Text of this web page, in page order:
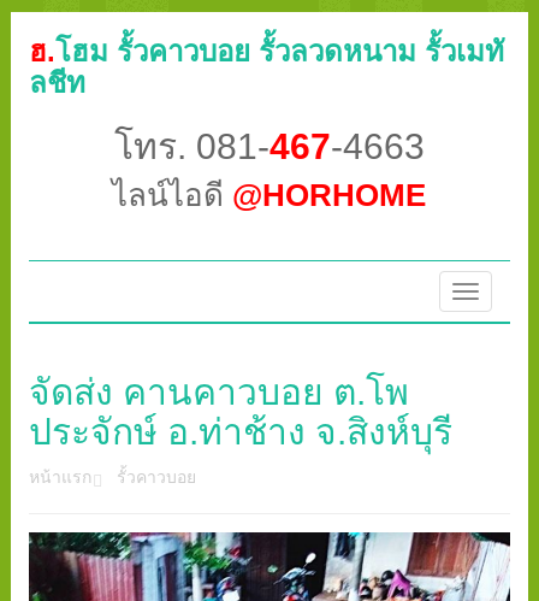
ฮ.โฮม รั้วคาวบอย รั้วลวดหนาม รั้วเมทั
ลชีท
โทร. 081-467-4663
ไลน์ไอดี @HORHOME
Toggle
จัดส่ง คานคาวบอย ต.โพ
ประจักษ์ อ.ท่าช้าง จ.สิงห์บุรี
หน้าแรก รั้วคาวบอย